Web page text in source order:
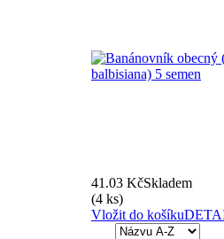
41.03 KčSkladem
(4 ks)
Vložit do košíku